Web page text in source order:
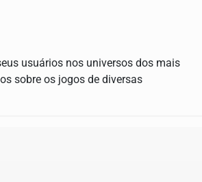
usuários nos universos dos mais
sobre os jogos de diversas